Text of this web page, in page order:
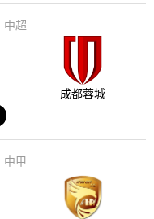
中超
成都蓉城
中甲